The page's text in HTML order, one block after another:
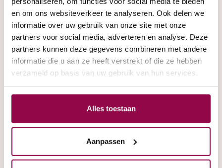
en om ons websiteverkeer te analyseren. Ook delen we
informatie over uw gebruik van onze site met onze
partners voor social media, adverteren en analyse. Deze
partners kunnen deze gegevens combineren met andere
informatie die u aan ze heeft verstrekt of die ze hebben
verzameld op basis van uw gebruik van hun services.
Alles toestaan
Aanpassen
Scootmobiel met 5 wielen